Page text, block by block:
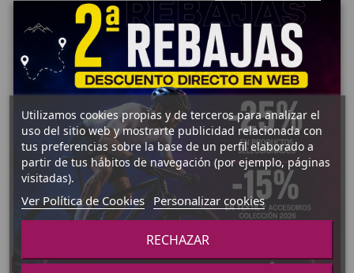
ZAPATILLAS
CARRETERA
TORCH 1.0
110,00 €
Añadir al carrito
ZAPATILLAS
CARRETERA
TORCH 2.0
200,00 €
Añadir al carrito
¡En oferta!
¡En oferta!
Utilizamos cookies propias y de terceros para analizar el
uso del sitio web y mostrarte publicidad relacionada con
tus preferencias sobre la base de un perfil elaborado a
partir de tus hábitos de navegación (por ejemplo, páginas
visitadas).
Ver Política de Cookies Personalizar cookies
RECHAZAR